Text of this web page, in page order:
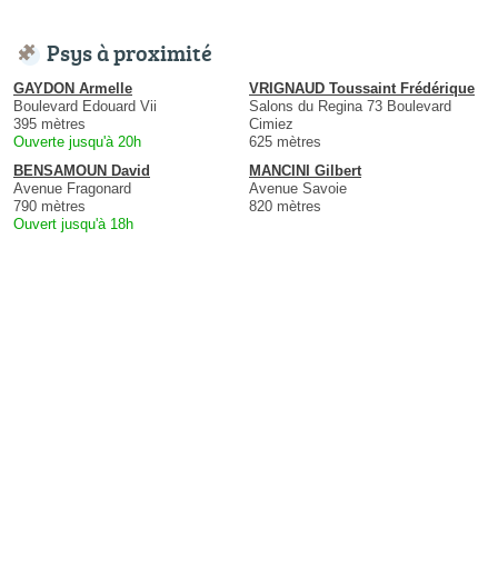
Psys à proximité
GAYDON Armelle
Boulevard Edouard Vii
395 mètres
Ouverte jusqu'à 20h
VRIGNAUD Toussaint Frédérique
Salons du Regina 73 Boulevard
Cimiez
625 mètres
BENSAMOUN David
Avenue Fragonard
790 mètres
Ouvert jusqu'à 18h
MANCINI Gilbert
Avenue Savoie
820 mètres